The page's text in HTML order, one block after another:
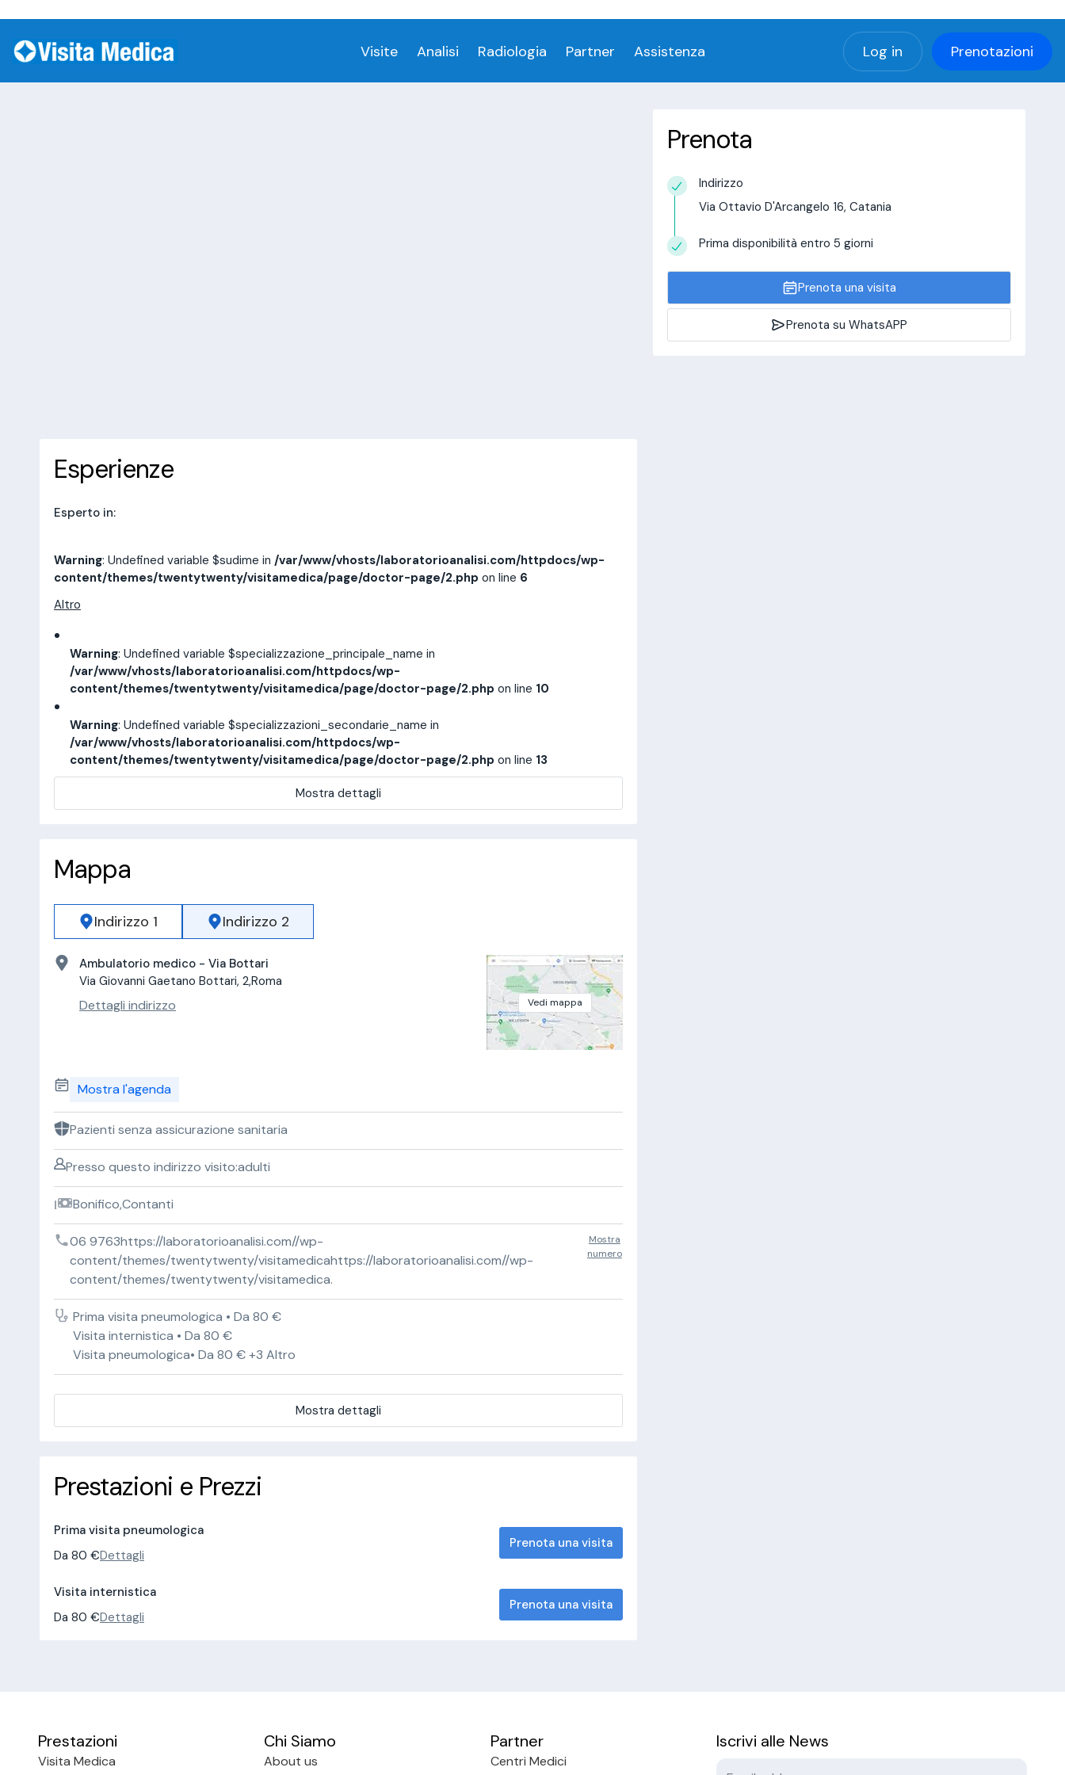
Visite Analisi Radiologia Partner Assistenza Log in Prenotazioni
Esperienze
Esperto in:
Warning: Undefined variable $sudime in /var/www/vhosts/laboratorioanalisi.com/httpdocs/wp-
content/themes/twentytwenty/visitamedica/page/doctor-page/2.php on line 6
Altro
Warning: Undefined variable $specializzazione_principale_name in
/var/www/vhosts/laboratorioanalisi.com/httpdocs/wp-
content/themes/twentytwenty/visitamedica/page/doctor-page/2.php on line 10
Warning: Undefined variable $specializzazioni_secondarie_name in
/var/www/vhosts/laboratorioanalisi.com/httpdocs/wp-
content/themes/twentytwenty/visitamedica/page/doctor-page/2.php on line 13
Mostra dettagli
Mappa
Indirizzo 1 Indirizzo 2
Ambulatorio medico - Via Bottari
Via Giovanni Gaetano Bottari, 2,Roma
Dettagli indirizzo Vedi mappa
Mostra l'agenda
Pazienti senza assicurazione sanitaria
Presso questo indirizzo visito:adulti
Bonifico,Contanti
06 9763https://laboratorioanalisi.com//wp-
content/themes/twentytwenty/visitamedicahttps://laboratorioanalisi.com//wp-
content/themes/twentytwenty/visitamedica.
Mostra
numero
Prima visita pneumologica • Da 80 €
Visita internistica • Da 80 €
Visita pneumologica• Da 80 € +3 Altro
Mostra dettagli
Prestazioni e Prezzi
Prima visita pneumologica
Da 80 €Dettagli
Prenota una visita
Visita internistica
Da 80 €Dettagli
Prenota una visita
Prenota
Indirizzo
Via Ottavio D'Arcangelo 16, Catania
Prima disponibilità entro 5 giorni
Prenota una visita
Prenota su WhatsAPP
Prestazioni
Visita Medica
Chi Siamo
About us
Partner
Centri Medici
Iscrivi alle News